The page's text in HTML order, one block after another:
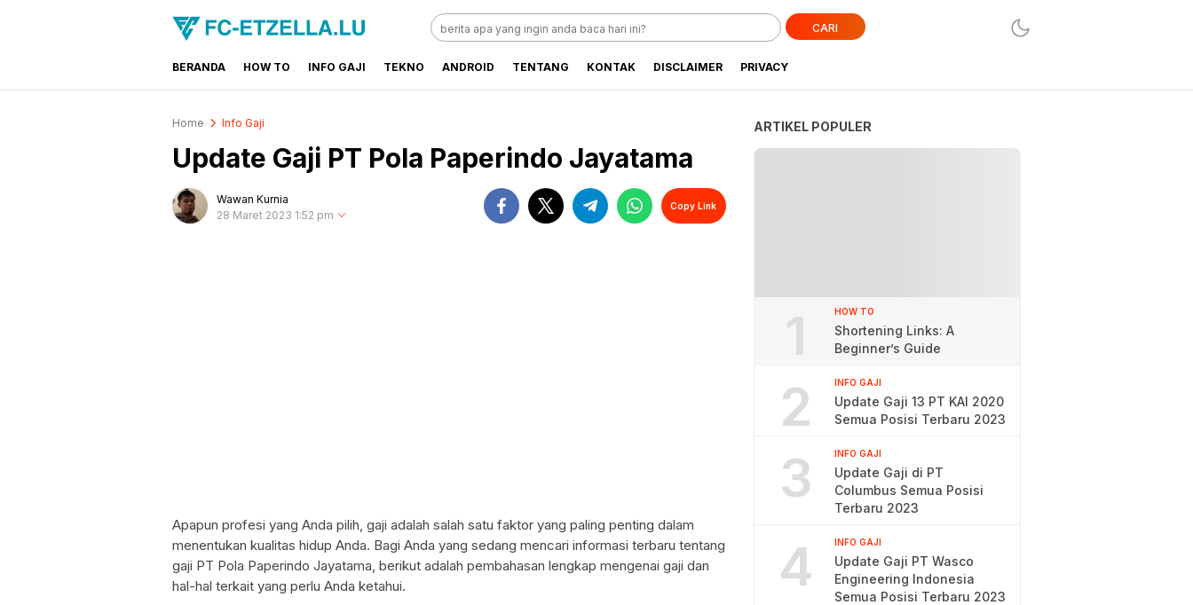
FC-ETZELLA.LU
Share & Learn The World
CARI
BERANDA HOW TO INFO GAJI TEKNO ANDROID TENTANG KONTAK DISCLAIMER PRIVACY
Home Info Gaji
Update Gaji PT Pola Paperindo Jayatama
Wawan Kurnia
28 Maret 2023 1:52 pm
Copy Link
Apapun profesi yang Anda pilih, gaji adalah salah satu faktor yang paling penting dalam
menentukan kualitas hidup Anda. Bagi Anda yang sedang mencari informasi terbaru tentang
gaji PT Pola Paperindo Jayatama, berikut adalah pembahasan lengkap mengenai gaji dan
hal-hal terkait yang perlu Anda ketahui.
ARTIKEL POPULER
1 HOW TO
Shortening Links: A
Beginner’s Guide
2 INFO GAJI
Update Gaji 13 PT KAI 2020
Semua Posisi Terbaru 2023
3 INFO GAJI
Update Gaji di PT
Columbus Semua Posisi
Terbaru 2023
4 INFO GAJI
Update Gaji PT Wasco
Engineering Indonesia
Semua Posisi Terbaru 2023